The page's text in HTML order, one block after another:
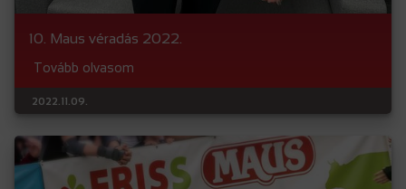
10. Maus véradás 2022.
Tovább olvasom
2022.11.09.